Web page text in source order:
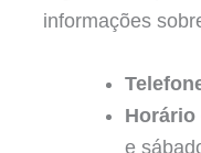
informações
Horário
e